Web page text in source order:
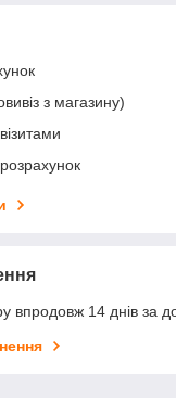
з магазину)
впродовж 14 днів за